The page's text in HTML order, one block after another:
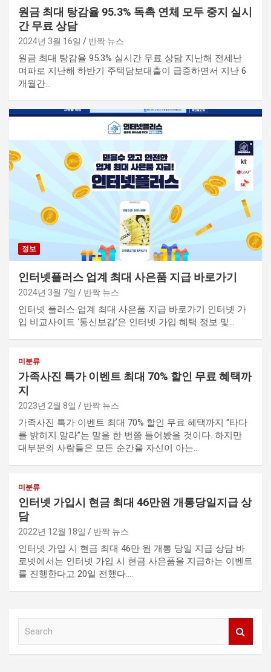
원금 최대 탕감율 95.3% 독촉 연체 모두 중지 실시
간 무료 상담
2024년 3월 16일 반짝 뉴스
원금 최대 탕감율 95.3% 실시간 무료 상담 지난해 전세난
여파로 지난해 하반기 주택담보대출이 급증하면서 지난 6
개월간…
정보
인터넷플러스 업계 최대 사은품 지급 바로가기
2024년 3월 7일 반짝 뉴스
인터넷 플러스 업계 최대 사은품 지급 바로가기 인터넷 가
입 비교사이트 ‘통신보감’은 인터넷 가입 혜택 정보 및…
미분류
가족사진 특가 이벤트 최대 70% 할인 무료 혜택까
지
2023년 2월 8일 반짝 뉴스
가족사진 특가 이벤트 최대 70% 할인 무료 혜택까지 “타다
를 밝히지 말라”는 말을 한 번쯤 들어봤을 것이다. 하지만
대부분의 사람들은 모든 순간을 자신이 아는…
미분류
인터넷 가입시 현금 최대 46만원 개통당일지급 상
담
2022년 12월 18일 반짝 뉴스
인터넷 가입 시 현금 최대 46만 원 개통 당일 지급 상담 바
로넷에서는 인터넷 가입 시 현금 사은품을 지급하는 이벤트
를 진행한다고 20일 전했다.…